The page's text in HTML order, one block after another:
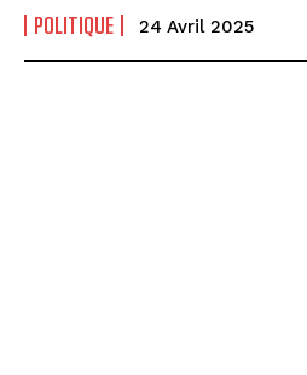
POLITIQUE 24 Avril 2025